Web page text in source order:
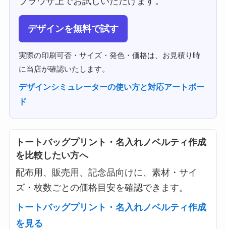
デザインを無料で試す
実際の印刷可否・サイズ・発色・価格は、お見積り時
に当店が確認いたします。
デザインシミュレーターの使い方と対応アートボー
ド
トートバッグプリント・名入れノベルティ作成
を比較したい方へ
配布用、販売用、記念品向けに、素材・サイ
ズ・枚数ごとの価格目安を確認できます。
トートバッグプリント・名入れノベルティ作成
を見る